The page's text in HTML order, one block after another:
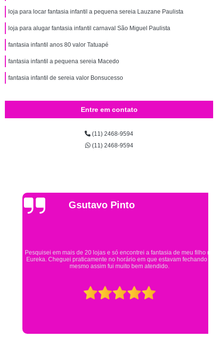
loja para locar fantasia infantil a pequena sereia Lauzane Paulista
loja para alugar fantasia infantil carnaval São Miguel Paulista
fantasia infantil anos 80 valor Tatuapé
fantasia infantil a pequena sereia Macedo
fantasia infantil de sereia valor Bonsucesso
Entre em contato
(11) 2468-9594
(11) 2468-9594
Gsutavo Pinto
Pesquisei em mais de 20 lojas e só encontrei a fantasia de meu filho na
Eureka. Cheguei praticamente no horário em que estavam fechando e
mesmo assim fui muito bem atendido.